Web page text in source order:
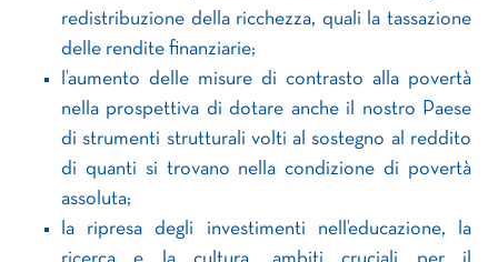
redistribuzione della ricchezza, quali la tassazione
delle rendite finanziarie;
l’aumento delle misure di contrasto alla povertà
nella prospettiva di dotare anche il nostro Paese
di strumenti strutturali volti al sostegno al reddito
di quanti si trovano nella condizione di povertà
assoluta;
la ripresa degli investimenti nell’educazione, la